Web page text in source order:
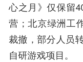
心之月》仅保留
营；北京绿洲工
裁撤，部分人员
自研游戏项目。